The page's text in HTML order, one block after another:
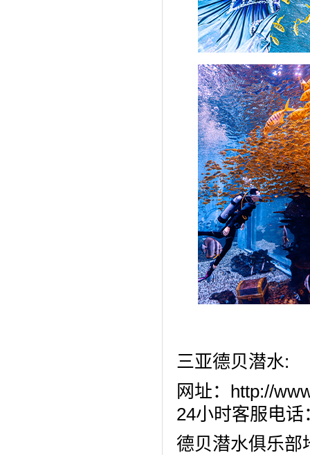
三亚德贝潜水:
网址：http://
24小时客服电
德贝潜水俱乐部